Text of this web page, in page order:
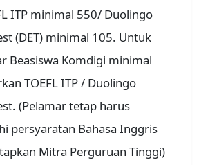
ITP minimal 550/ Duolingo
(DET) minimal 105. Untuk
Beasiswa Komdigi minimal
TOEFL ITP / Duolingo
(Pelamar tetap harus
persyaratan Bahasa Inggris
Mitra Perguruan Tinggi)